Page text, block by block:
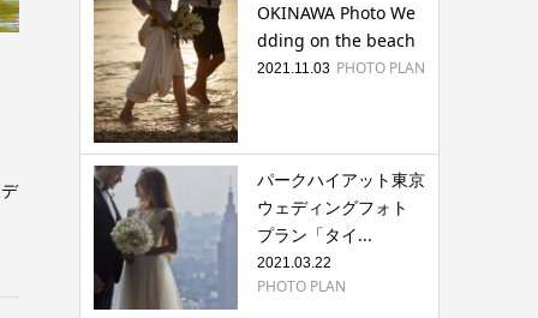
OKINAWA Photo We
dding on the beach
2021.11.03 PHOTO PLAN
パークハイアット東京
ウェディングフォト
プラン「タイ...
2021.03.22
PHOTO PLAN